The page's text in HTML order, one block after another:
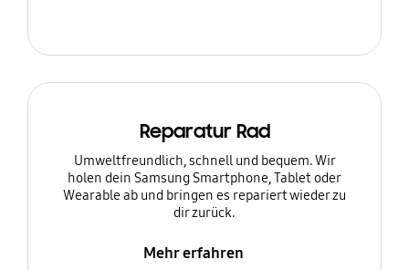
Reparatur Rad
Umweltfreundlich, schnell und bequem. Wir
holen dein Samsung Smartphone, Tablet oder
Wearable ab und bringen es repariert wieder zu
dir zurück.
Mehr erfahren